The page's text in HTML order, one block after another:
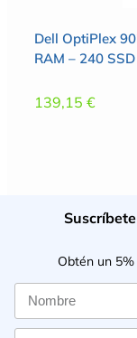
Dell OptiPlex
RAM – 240
139,15 €
Obtén un